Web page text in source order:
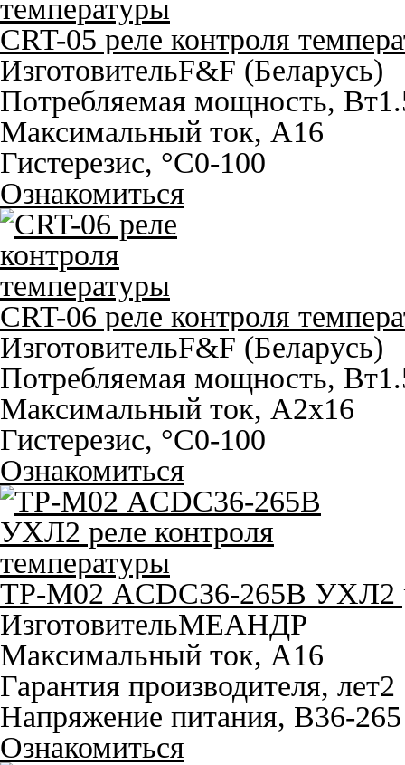
CRT-05 реле контроля
ИзготовительF&F (Беларусь)
Потребляемая мощность, Вт
Максимальный ток, A16
Гистерезис, °С0-100
Ознакомиться
CRT-06 реле контроля
ИзготовительF&F (Беларусь)
Потребляемая мощность, Вт
Максимальный ток, A2х16
Гистерезис, °С0-100
Ознакомиться
ТР-М02 ACDC36-265В УХЛ2
ИзготовительМЕАНДР
Максимальный ток, A16
Гарантия производителя, лет2
Напряжение питания, В36-
Ознакомиться